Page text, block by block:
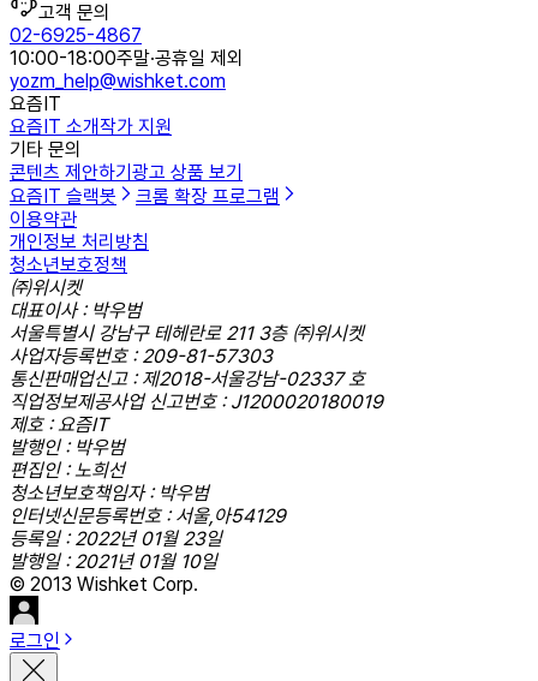
고객 문의
02-6925-4867
10:00-18:00주말·공휴일 제외
yozm_help@wishket.com
요즘IT
요즘IT 소개작가 지원
기타 문의
콘텐츠 제안하기 광고 상품 보기
요즘IT 슬랙봇
크롬 확장 프로그램
이용약관
개인정보 처리방침
청소년보호정책
㈜위시켓
대표이사 : 박우범
서울특별시 강남구 테헤란로 211 3층 ㈜위시켓
사업자등록번호 : 209-81-57303
통신판매업신고 : 제2018-서울강남-02337 호
직업정보제공사업 신고번호 : J1200020180019
제호 : 요즘IT
발행인 : 박우범
편집인 : 노희선
청소년보호책임자 : 박우범
인터넷신문등록번호 : 서울,아54129
등록일 : 2022년 01월 23일
발행일 : 2021년 01월 10일
© 2013 Wishket Corp.
로그인